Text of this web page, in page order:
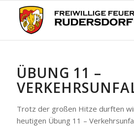
ÜBUNG 11 –
Trotz der großen Hitze durften
heutigen Übung 11 –